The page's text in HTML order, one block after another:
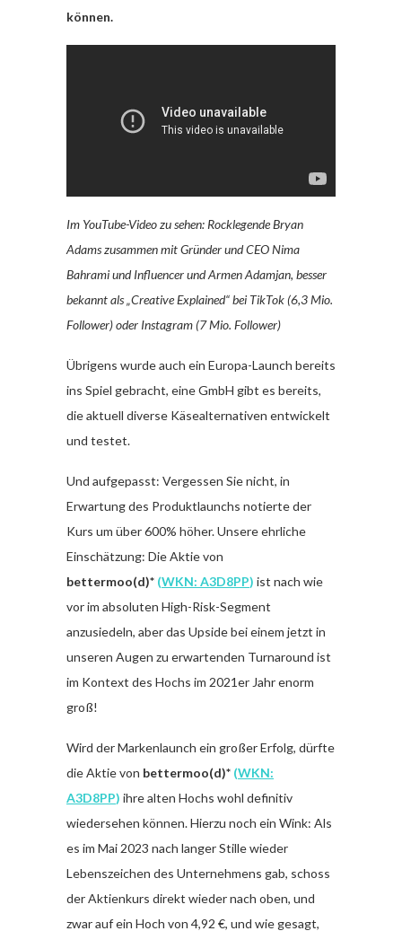
können.
Im YouTube-Video zu sehen: Rocklegende Bryan
Adams zusammen mit Gründer und CEO Nima
Bahrami und Influencer und Armen Adamjan, besser
bekannt als „Creative Explained“ bei TikTok (6,3 Mio.
Follower) oder Instagram (7 Mio. Follower)
Übrigens wurde auch ein Europa-Launch bereits
ins Spiel gebracht, eine GmbH gibt es bereits,
die aktuell diverse Käsealternativen entwickelt
und testet.
Und aufgepasst: Vergessen Sie nicht, in
Erwartung des Produktlaunchs notierte der
Kurs um über 600% höher. Unsere ehrliche
Einschätzung: Die Aktie von
bettermoo(d)* (WKN: A3D8PP) ist nach wie
vor im absoluten High-Risk-Segment
anzusiedeln, aber das Upside bei einem jetzt in
unseren Augen zu erwartenden Turnaround ist
im Kontext des Hochs im 2021er Jahr enorm
groß!
Wird der Markenlaunch ein großer Erfolg, dürfte
die Aktie von bettermoo(d)* (WKN:
A3D8PP) ihre alten Hochs wohl definitiv
wiedersehen können. Hierzu noch ein Wink: Als
es im Mai 2023 nach langer Stille wieder
Lebenszeichen des Unternehmens gab, schoss
der Aktienkurs direkt wieder nach oben, und
zwar auf ein Hoch von 4,92 €, und wie gesagt,